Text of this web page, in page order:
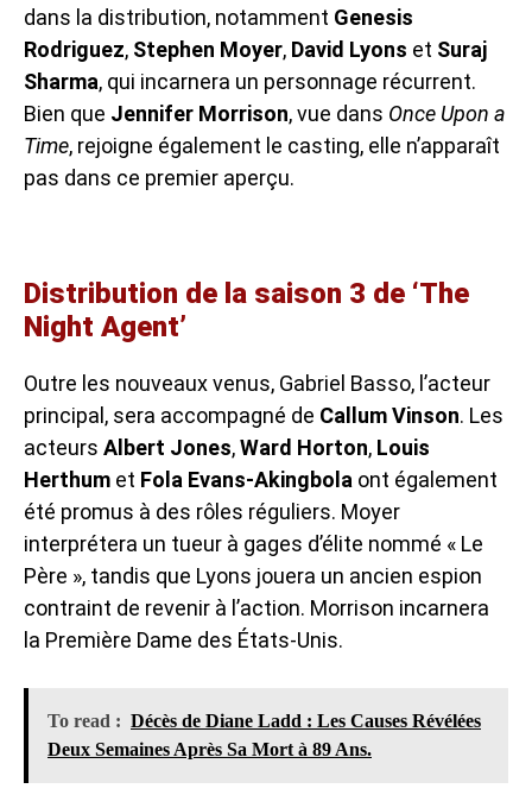
dans la distribution, notamment Genesis
Rodriguez, Stephen Moyer, David Lyons et Suraj
Sharma, qui incarnera un personnage récurrent.
Bien que Jennifer Morrison, vue dans Once Upon a
Time, rejoigne également le casting, elle n’apparaît
pas dans ce premier aperçu.
Distribution de la saison 3 de ‘The
Night Agent’
Outre les nouveaux venus, Gabriel Basso, l’acteur
principal, sera accompagné de Callum Vinson. Les
acteurs Albert Jones,Ward Horton, Louis
Herthum et Fola Evans-Akingbola ont également
été promus à des rôles réguliers. Moyer
interprétera un tueur à gages d’élite nommé « Le
Père », tandis que Lyons jouera un ancien espion
contraint de revenir à l’action. Morrison incarnera
la Première Dame des États-Unis.
To read : Décès de Diane Ladd : Les Causes Révélées
Deux Semaines Après Sa Mort à 89 Ans.